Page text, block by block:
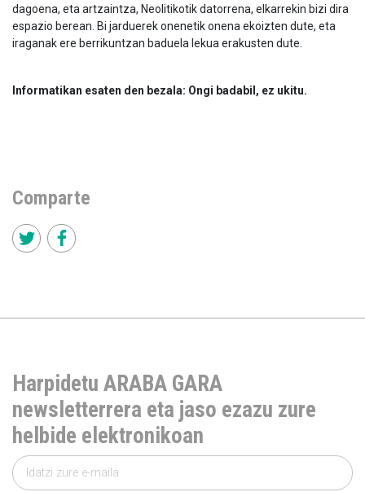
dagoena, eta artzaintza, Neolitikotik datorrena, elkarrekin bizi dira
espazio berean. Bi jarduerek onenetik onena ekoizten dute, eta
iraganak ere berrikuntzan baduela lekua erakusten dute.
Informatikan esaten den bezala: Ongi badabil, ez ukitu.
Comparte
Harpidetu ARABA GARA
newsletterrera eta jaso ezazu zure
helbide elektronikoan